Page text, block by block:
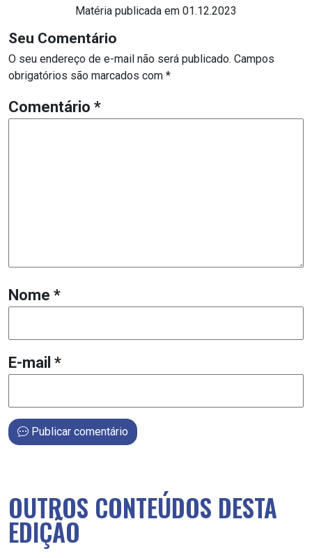
Matéria publicada em 01.12.2023
Seu Comentário
O seu endereço de e-mail não será publicado. Campos
obrigatórios são marcados com *
Comentário *
Nome *
E-mail *
Publicar comentário
OUTROS CONTEÚDOS DESTA
EDIÇÃO